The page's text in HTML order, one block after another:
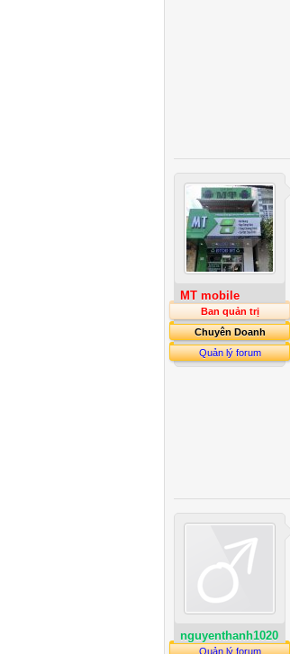
MT mobile
Ban quản trị
Chuyên Doanh
Quản lý forum
nguyenthanh1020
Quản lý forum